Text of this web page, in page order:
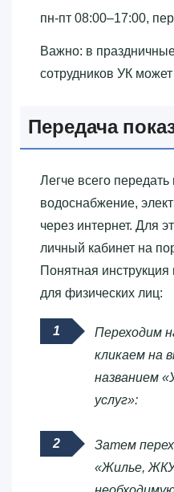
пн-пт 08:00–17:00,
Важно: в
сотрудников УК
Передача
Легче всего передать
водоснабжение,
через интернет. Для
личный кабинет на
Понятная инструкция
для физических лиц:
Переходим
кликаем на
названием
услуг»:
Затем
«Жилье,